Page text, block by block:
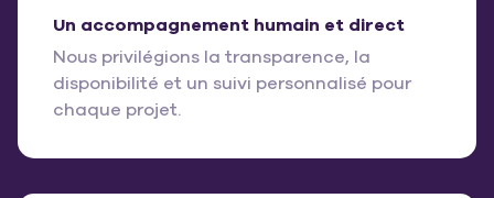
Un accompagnement humain et direct
Nous privilégions la transparence, la
disponibilité et un suivi personnalisé pour
chaque projet.